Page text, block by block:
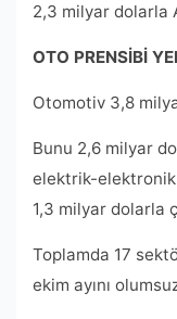
2,3 milyar dolarla
OTO PRENSİBİ
Otomotiv 3,8
Bunu 2,6 milyar
elektrik-elektronik
1,3 milyar dolarla
Toplamda 17
ekim ayını